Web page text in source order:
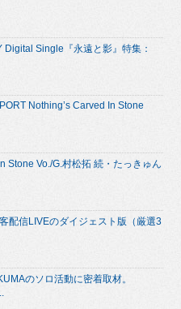
Digital Single『永遠と影』特集：
Nothing’s Carved In Stone
Stone Vo./G.村松拓 続・たっきゅん
配信LIVEのダイジェスト版（厳選3
のソロ活動に密着取材。